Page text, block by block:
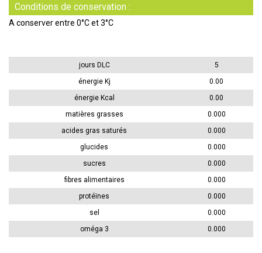
Conditions de conservation :
A conserver entre 0°C et 3°C
jours DLC
5
énergie Kj
0.00
énergie Kcal
0.00
matières grasses
0.000
acides gras saturés
0.000
glucides
0.000
sucres
0.000
fibres alimentaires
0.000
protéïnes
0.000
sel
0.000
oméga 3
0.000